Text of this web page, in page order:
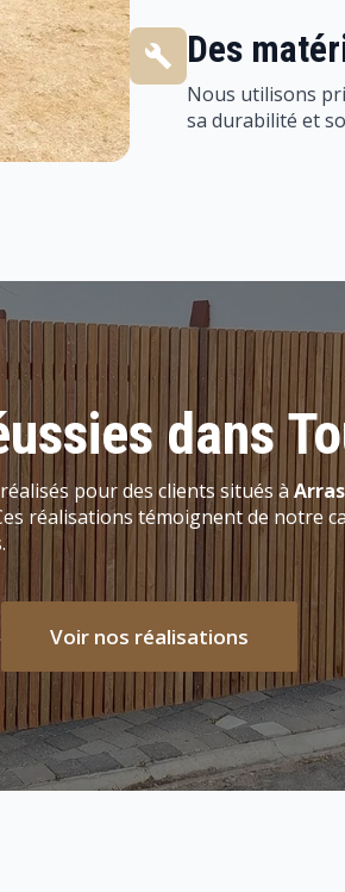
Des
Nous utilisons
sa durabilité et
dans
pour des clients situés à Arras
réalisations témoignent de notre
Consultez notre Facebook
Voir nos réalisations